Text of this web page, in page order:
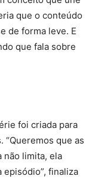
que o conteúdo
de forma leve. E
que fala sobre
foi criada para
que as
não limita, ela
finaliza